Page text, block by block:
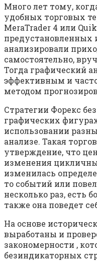
Много лет тому,
удобных торговых
MeraTrader 4 или
предустановленных
анализировали
самостоятельно,
Тогда графический
эффективным и
методом
Стратегии Форекс
графических
использовании
анализе. Такая
утверждение, что
изменения
изменилась
то событий или
несколько раз, есть
также она поведет
На основе
выработаны и
закономерности ,
безиндикаторных